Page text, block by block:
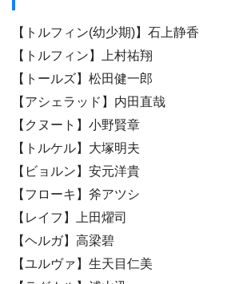
【トルフィン(幼少期)】石上静香
【トルフィン】上村祐翔
【トールズ】松田健一郎
【アシェラッド】内田直哉
【クヌート】小野賢章
【トルケル】大塚明夫
【ビョルン】安元洋貴
【フローキ】斧アツシ
【レイフ】上田燿司
【ヘルガ】高梁碧
【ユルヴァ】生天目仁美